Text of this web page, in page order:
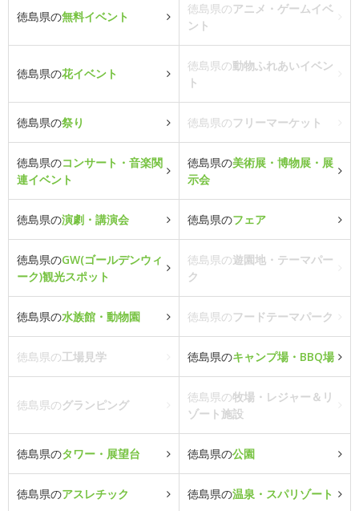
徳島県の無料イベント
徳島県のアニメ・ゲームイベ
ント
徳島県の花イベント
徳島県の動物ふれあいイベン
ト
徳島県の祭り 徳島県のフリーマーケット
徳島県のコンサート・音楽関
連イベント
徳島県の美術展・博物展・展
示会
徳島県の演劇・講演会 徳島県のフェア
徳島県のGW(ゴールデンウィ
ーク)観光スポット
徳島県の遊園地・テーマパー
ク
徳島県の水族館・動物園 徳島県のフードテーマパーク
徳島県の工場見学 徳島県のキャンプ場・BBQ場
徳島県のグランピング
徳島県の牧場・レジャー＆リ
ゾート施設
徳島県のタワー・展望台 徳島県の公園
徳島県のアスレチック 徳島県の温泉・スパリゾート